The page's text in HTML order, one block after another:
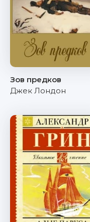
Зов предков
Джек Лондон